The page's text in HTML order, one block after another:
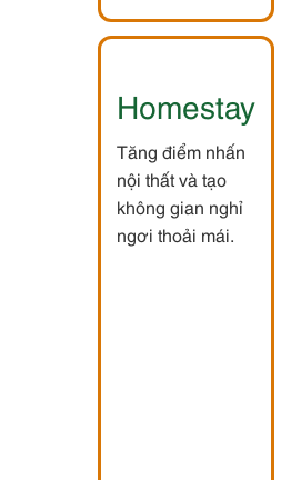
Homestay
Tăng điểm nhấn
nội thất và tạo
không gian nghỉ
ngơi thoải mái.